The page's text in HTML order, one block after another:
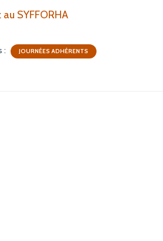
SYFFORHA
: JOURNÉES ADHÉRENTS